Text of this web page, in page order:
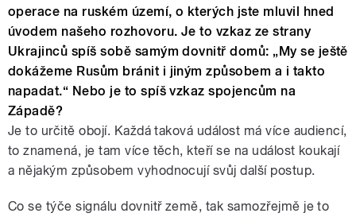
operace na ruském území, o kterých jste mluvil hned
úvodem našeho rozhovoru. Je to vzkaz ze strany
Ukrajinců spíš sobě samým dovnitř domů: „My se ještě
dokážeme Rusům bránit i jiným způsobem a i takto
napadat.“ Nebo je to spíš vzkaz spojencům na
Západě?
Je to určitě obojí. Každá taková událost má více audiencí,
to znamená, je tam více těch, kteří se na událost koukají
a nějakým způsobem vyhodnocují svůj další postup.
Co se týče signálu dovnitř země, tak samozřejmě je to